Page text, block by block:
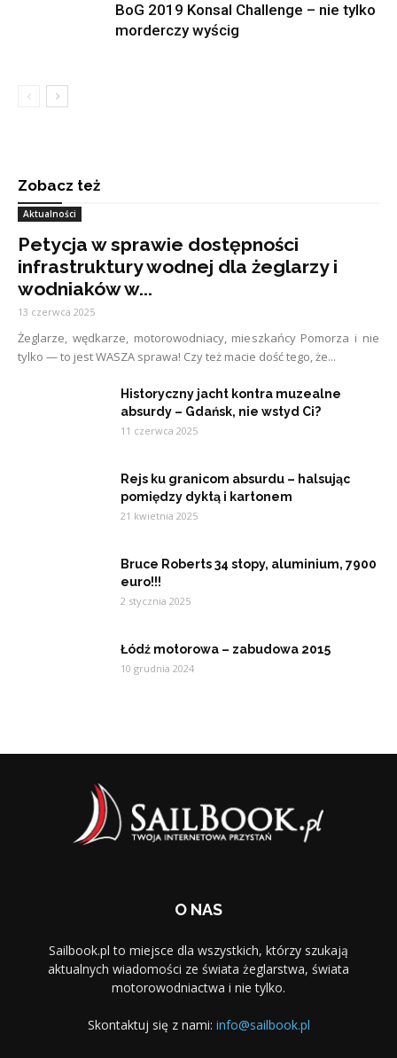
BoG 2019 Konsal Challenge – nie tylko
morderczy wyścig
Zobacz też
Aktualności
Petycja w sprawie dostępności
infrastruktury wodnej dla żeglarzy i
wodniaków w...
13 czerwca 2025
Żeglarze, wędkarze, motorowodniacy, mieszkańcy Pomorza i nie
tylko — to jest WASZA sprawa! Czy też macie dość tego, że...
Historyczny jacht kontra muzealne
absurdy – Gdańsk, nie wstyd Ci?
11 czerwca 2025
Rejs ku granicom absurdu – halsując
pomiędzy dyktą i kartonem
21 kwietnia 2025
Bruce Roberts 34 stopy, aluminium, 7900
euro!!!
2 stycznia 2025
Łódź motorowa – zabudowa 2015
10 grudnia 2024
O NAS
Sailbook.pl to miejsce dla wszystkich, którzy szukają
aktualnych wiadomości ze świata żeglarstwa, świata
motorowodniactwa i nie tylko.
Skontaktuj się z nami: info@sailbook.pl